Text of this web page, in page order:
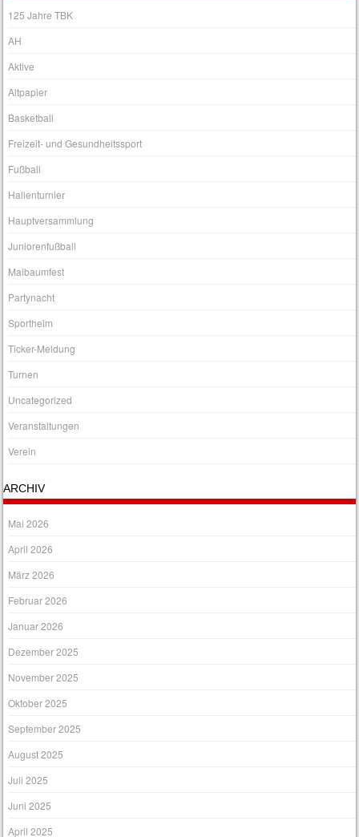
125 Jahre TBK
AH
Aktive
Altpapier
Basketball
Freizeit- und Gesundheitssport
Fußball
Hallenturnier
Hauptversammlung
Juniorenfußball
Maibaumfest
Partynacht
Sportheim
Ticker-Meldung
Turnen
Uncategorized
Veranstaltungen
Verein
ARCHIV
Mai 2026
April 2026
März 2026
Februar 2026
Januar 2026
Dezember 2025
November 2025
Oktober 2025
September 2025
August 2025
Juli 2025
Juni 2025
April 2025